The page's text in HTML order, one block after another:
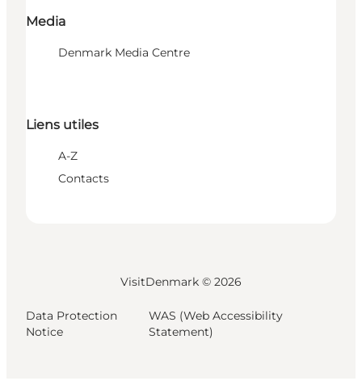
Media
Denmark Media Centre
Liens utiles
A-Z
Contacts
VisitDenmark © 2026
Data Protection
Notice
WAS (Web Accessibility
Statement)